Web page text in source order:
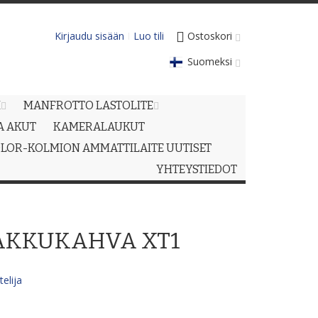
Ostoskori
Kirjaudu sisään
Luo tili
Suomeksi
MANFROTTO LASTOLITE
AKUT
KAMERALAUKUT
KOLMION AMMATTILAITE UUTISET
YHTEYSTIEDOT
XT1